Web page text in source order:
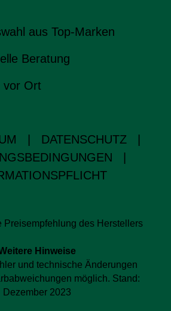
aus Top-Marken
Beratung
vor Ort
DATENSCHUTZ
Preisempfehlung des Herstellers
Hinweise
und technische Änderungen
möglich. Stand:
Dezember 2023